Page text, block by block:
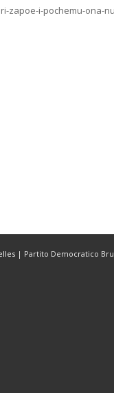
zapoe-i-pochemu-ona-
| Partito Democratico